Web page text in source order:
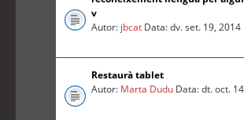
v
Autor: jbcat Data: dv. set. 19,
Restaurà tablet
Autor: Marta Dudu Data: dt. oct.